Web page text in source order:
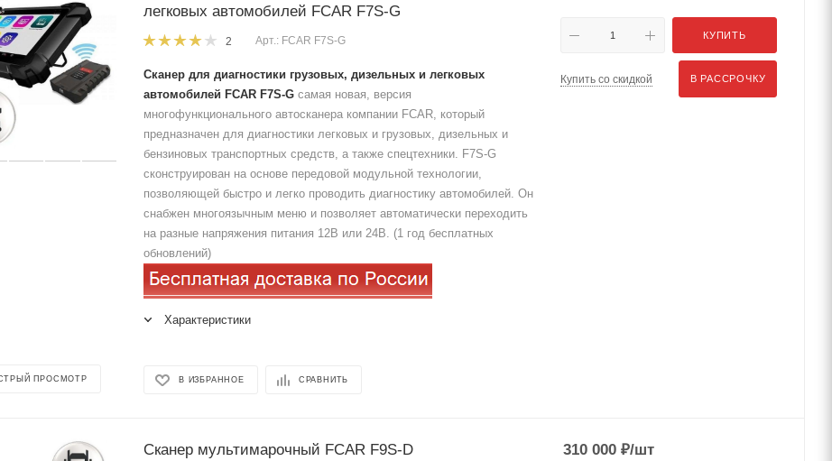
ПРОСМОТР
легковых автомобилей FCAR F7S-G
2 Арт.: FCAR F7S-G
Сканер для диагностики грузовых, дизельных и легковых
автомобилей FCAR F7S-G самая новая, версия
многофункционального автосканера компании FCAR, который
предназначен для диагностики легковых и грузовых, дизельных и
бензиновых транспортных средств, а также спецтехники. F7S-G
сконструирован на основе передовой модульной технологии,
позволяющей быстро и легко проводить диагностику автомобилей. Он
снабжен многоязычным меню и позволяет автоматически переходить
на разные напряжения питания 12В или 24В. (1 год бесплатных
обновлений)
Характеристики
В ИЗБРАННОЕ СРАВНИТЬ
КУПИТЬ
Купить со скидкой В РАССРОЧКУ
Сканер мультимарочный FCAR F9S-D 310 000 ₽/шт